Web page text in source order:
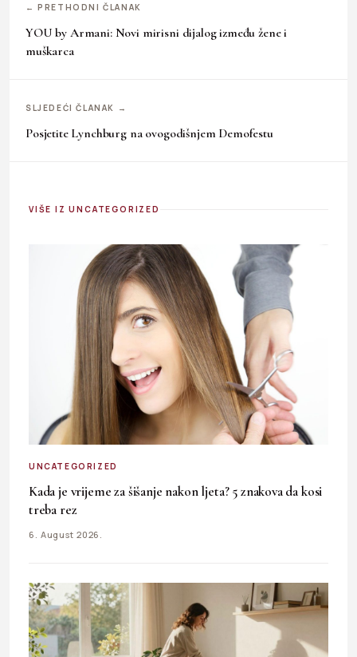
← PRETHODNI ČLANAK
YOU by Armani: Novi mirisni dijalog između žene i
muškarca
SLJEDEĆI ČLANAK →
Posjetite Lynchburg na ovogodišnjem Demofestu
VIŠE IZ UNCATEGORIZED
UNCATEGORIZED
Kada je vrijeme za šišanje nakon ljeta? 5 znakova da kosi
treba rez
6. August 2026.